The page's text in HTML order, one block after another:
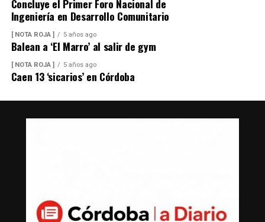
Concluye el Primer Foro Nacional de
Ingeniería en Desarrollo Comunitario
[ NOTA ROJA ] 5 años ago
Balean a ‘El Marro’ al salir de gym
[ NOTA ROJA ] 5 años ago
Caen 13 ‘sicarios’ en Córdoba